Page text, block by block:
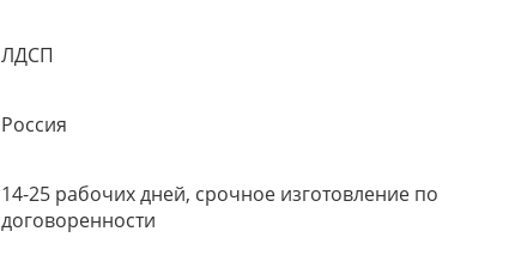
ЛДСП
Россия
14-25 рабочих дней, срочное изготовление по
договоренности